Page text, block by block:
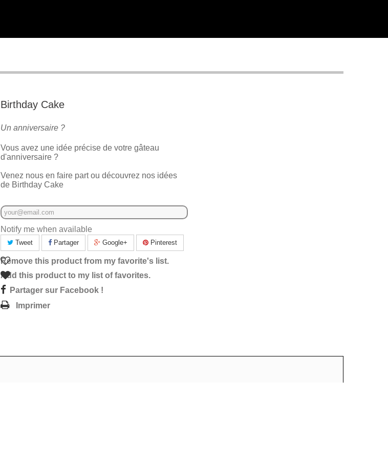
Birthday Cake
Un anniversaire ?
Vous avez une idée précise de votre gâteau
d'anniversaire ?
Venez nous en faire part ou découvrez nos idées
de Birthday Cake
Notify me when available
Tweet Partager Google+ Pinterest
Remove this product from my favorite's list.
Add this product to my list of favorites.
Partager sur Facebook !
Imprimer